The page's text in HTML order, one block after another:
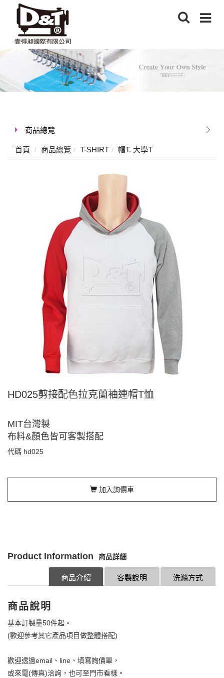
商品總覽
首頁 商品總覽 T-SHIRT 帽T. 大學T
HD025剪接配色拉克蘭袖連帽T恤
MIT台灣製
布料&顏色皆可客製搭配
代碼 hd025
加入詢價車
Product Information 商品詳細
洗滌方式
客製說明
商品介紹
商品說明
基本訂製量50件起。
(歡迎參考其它產品項目做整體搭配)
歡迎透過email、line、填寫詢價單，
或來電(傳真)洽詢，也可至門市看樣。